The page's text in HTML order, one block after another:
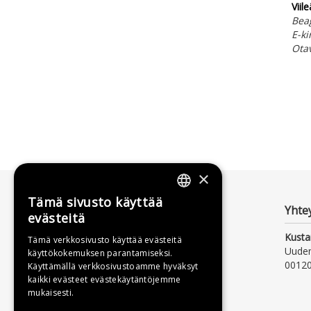
E-
×
Tämä sivusto käyttää
evästeitä
Tämä verkkosivusto käyttää evästeitä
käyttökokemuksen parantamiseksi.
Käyttämällä verkkosivustoamme hyväksyt
kaikki evästeet evästekäytäntöjemme
mukaisesti.